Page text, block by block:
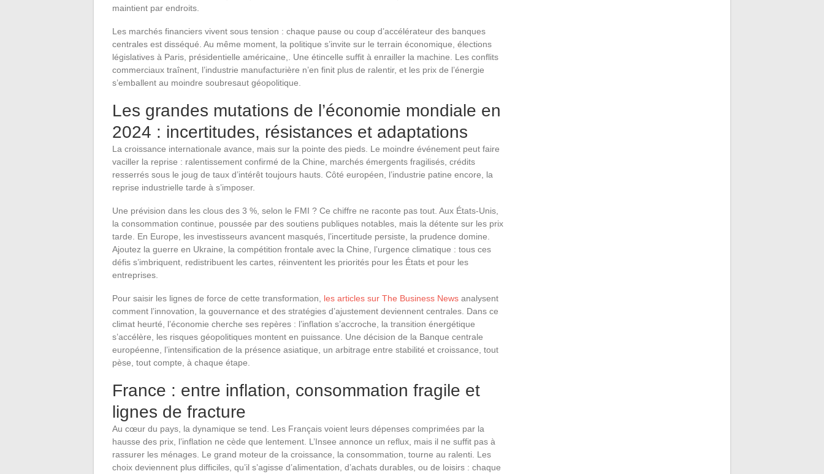
maintient par endroits.
Les marchés financiers vivent sous tension : chaque pause ou coup d’accélérateur des banques
centrales est disséqué. Au même moment, la politique s’invite sur le terrain économique, élections
législatives à Paris, présidentielle américaine,. Une étincelle suffit à enrailler la machine. Les conflits
commerciaux traînent, l’industrie manufacturière n’en finit plus de ralentir, et les prix de l’énergie
s’emballent au moindre soubresaut géopolitique.
Les grandes mutations de l’économie mondiale en
2024 : incertitudes, résistances et adaptations
La croissance internationale avance, mais sur la pointe des pieds. Le moindre événement peut faire
vaciller la reprise : ralentissement confirmé de la Chine, marchés émergents fragilisés, crédits
resserrés sous le joug de taux d’intérêt toujours hauts. Côté européen, l’industrie patine encore, la
reprise industrielle tarde à s’imposer.
Une prévision dans les clous des 3 %, selon le FMI ? Ce chiffre ne raconte pas tout. Aux États-Unis,
la consommation continue, poussée par des soutiens publiques notables, mais la détente sur les prix
tarde. En Europe, les investisseurs avancent masqués, l’incertitude persiste, la prudence domine.
Ajoutez la guerre en Ukraine, la compétition frontale avec la Chine, l’urgence climatique : tous ces
défis s’imbriquent, redistribuent les cartes, réinventent les priorités pour les États et pour les
entreprises.
Pour saisir les lignes de force de cette transformation, les articles sur The Business News analysent
comment l’innovation, la gouvernance et des stratégies d’ajustement deviennent centrales. Dans ce
climat heurté, l’économie cherche ses repères : l’inflation s’accroche, la transition énergétique
s’accélère, les risques géopolitiques montent en puissance. Une décision de la Banque centrale
européenne, l’intensification de la présence asiatique, un arbitrage entre stabilité et croissance, tout
pèse, tout compte, à chaque étape.
France : entre inflation, consommation fragile et
lignes de fracture
Au cœur du pays, la dynamique se tend. Les Français voient leurs dépenses comprimées par la
hausse des prix, l’inflation ne cède que lentement. L’Insee annonce un reflux, mais il ne suffit pas à
rassurer les ménages. Le grand moteur de la croissance, la consommation, tourne au ralenti. Les
choix deviennent plus difficiles, qu’il s’agisse d’alimentation, d’achats durables, ou de loisirs : chaque